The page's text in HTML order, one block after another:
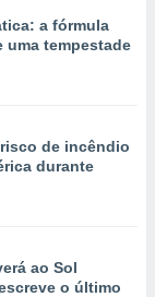
a fórmula
uma tempestade
de incêndio
durante
ao Sol
o último